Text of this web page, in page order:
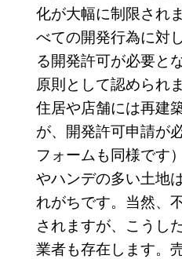
化が大幅に制限され
べての開発行為に対
る開発許可が必要と
原則として認められ
住居や店舗には再建
が、開発許可申請が
フォームも同様です
やハンデの多い土地
れがちです。当然、
されますが、こうし
業者も存在します。